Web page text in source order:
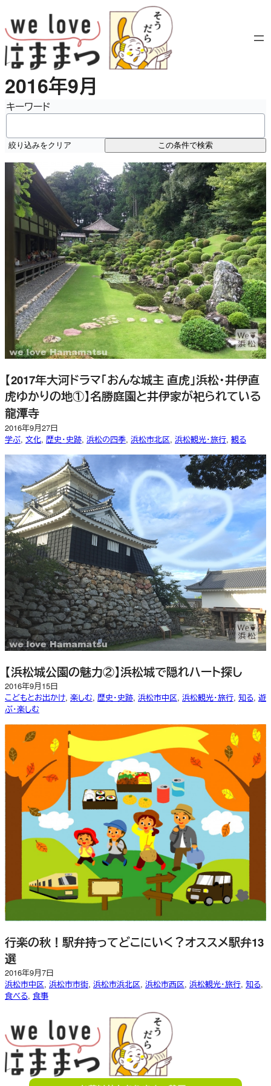
容
を
ス
キ
ッ
プ
2016年9月
キーワード
絞り込みをクリア この条件で検索
【2017年大河ドラマ「おんな城主 直虎」浜松・井伊直
虎ゆかりの地①】名勝庭園と井伊家が祀られている
龍潭寺
2016年9月27日
学ぶ, 文化, 歴史・史跡, 浜松の四季, 浜松市北区, 浜松観光・旅行, 観る
【浜松城公園の魅力②】浜松城で隠れハート探し
2016年9月15日
こどもとお出かけ, 楽しむ, 歴史・史跡, 浜松市中区, 浜松観光・旅行, 知る, 遊
ぶ・楽しむ
行楽の秋！駅弁持ってどこにいく？オススメ駅弁13
選
2016年9月7日
浜松市中区, 浜松市市街, 浜松市浜北区, 浜松市西区, 浜松観光・旅行, 知る
食べる, 食事